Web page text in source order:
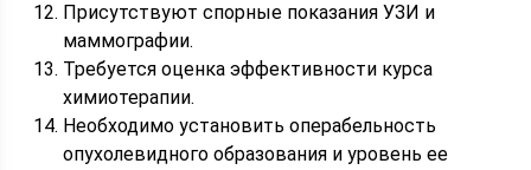
Присутствуют спорные показания УЗИ и
маммографии.
Требуется оценка эффективности курса
химиотерапии.
Необходимо установить операбельность
опухолевидного образования и уровень ее